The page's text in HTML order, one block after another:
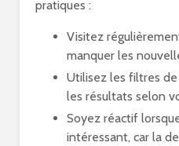
pratiques :
Visitez
manquer les
Utilisez les filtres
les résultats selon
Soyez réactif
intéressant, car la